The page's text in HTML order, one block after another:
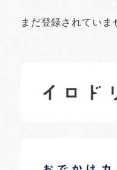
まだ登録されていま
日常の様子など随時更新
日常の様子など随時更新